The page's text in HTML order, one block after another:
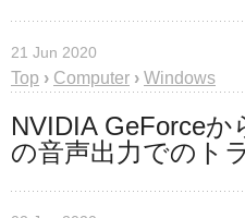
21 Jun 2020
Top › Computer › Windows
NVIDIA GeForce
の音声出力でのト